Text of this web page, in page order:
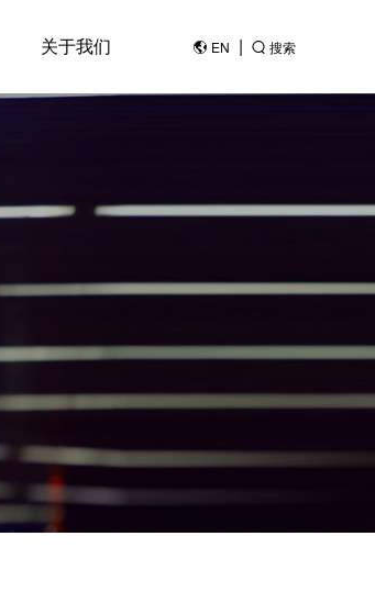
关于我们 EN | 搜索